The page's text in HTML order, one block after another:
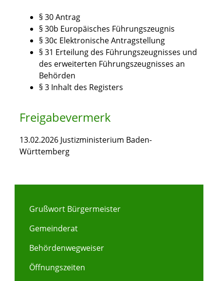
§ 30 Antrag
§ 30b Europäisches Führungszeugnis
§ 30c Elektronische Antragstellung
§ 31 Erteilung des Führungszeugnisses und
des erweiterten Führungszeugnisses an
Behörden
§ 3 Inhalt des Registers
Freigabevermerk
13.02.2026 Justizministerium Baden-
Württemberg
Grußwort Bürgermeister
Gemeinderat
Behördenwegweiser
Öffnungszeiten